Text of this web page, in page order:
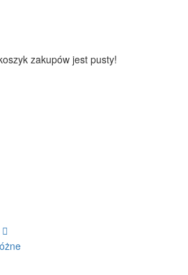
zakupów jest pusty!